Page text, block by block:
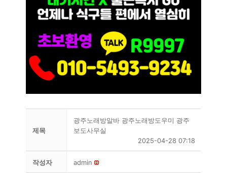
제목
광주노래방알바 광주노래방도우미 광주
보도사무실
2025-04-28 07:18
작성자 admin